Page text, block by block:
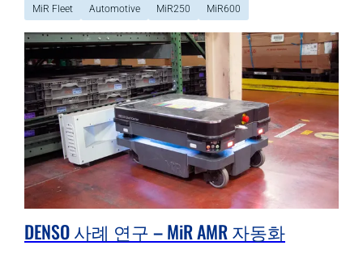
MiR Fleet Automotive MiR250 MiR600
DENSO 사례 연구 – MiR AMR 자동화